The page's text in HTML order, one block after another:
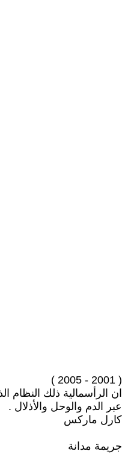
( 2001 - 2005 )
ان الرأسمالية ذلك النظام
عبر الدم والوحل والأذلال .
كارل ماركس
جريمة مدانة